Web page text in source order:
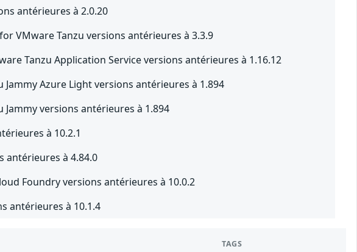
antérieures à 2.0.20
VMware Tanzu versions antérieures à 3.3.9
Tanzu Application Service versions antérieures à 1.16.12
Azure Light versions antérieures à 1.894
versions antérieures à 1.894
à 10.2.1
antérieures à 4.84.0
Foundry versions antérieures à 10.0.2
antérieures à 10.1.4
TAGS